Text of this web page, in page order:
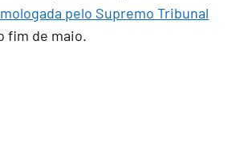
pelo Supremo Tribunal
fim de maio.